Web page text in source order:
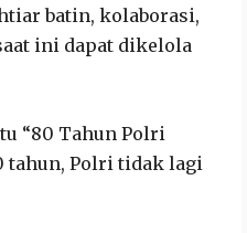
batin, kolaborasi,
ini dapat dikelola
“80 Tahun Polri
tahun, Polri tidak lagi